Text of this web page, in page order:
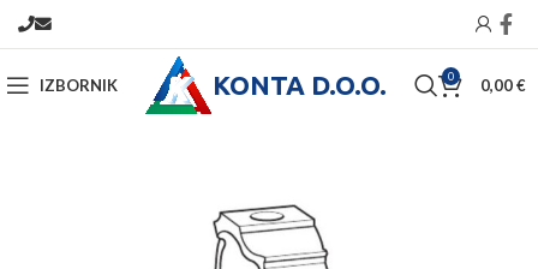
IZBORNIK KONTA D.O.O. 0 0,00€